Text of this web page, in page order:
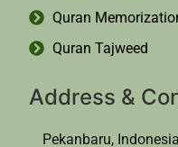
Quran
Quran Tajweed
Address &
Pekanbaru,